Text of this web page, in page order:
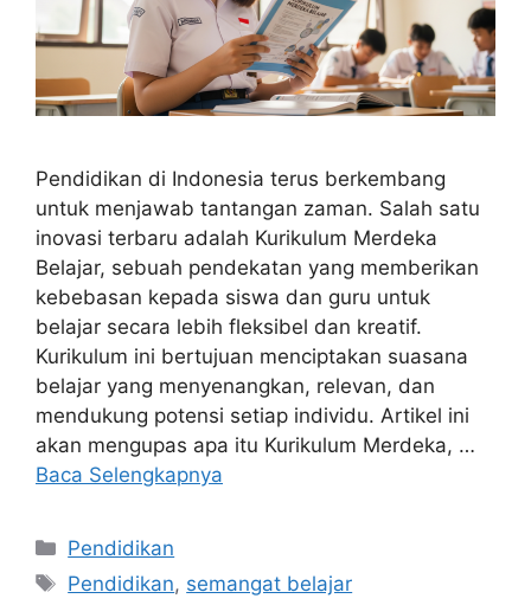
Pendidikan di Indonesia terus berkembang
untuk menjawab tantangan zaman. Salah satu
inovasi terbaru adalah Kurikulum Merdeka
Belajar, sebuah pendekatan yang memberikan
kebebasan kepada siswa dan guru untuk
belajar secara lebih fleksibel dan kreatif.
Kurikulum ini bertujuan menciptakan suasana
belajar yang menyenangkan, relevan, dan
mendukung potensi setiap individu. Artikel ini
akan mengupas apa itu Kurikulum Merdeka, …
Baca Selengkapnya
Kategori
Pendidikan
Tag
Pendidikan, semangat belajar